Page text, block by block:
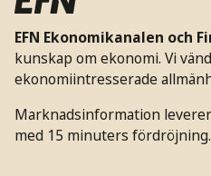
EFN Ekonomikanalen och
kunskap om ekonomi. Vi
ekonomiintresserade
Marknadsinformation
med 15 minuters fördröjning.